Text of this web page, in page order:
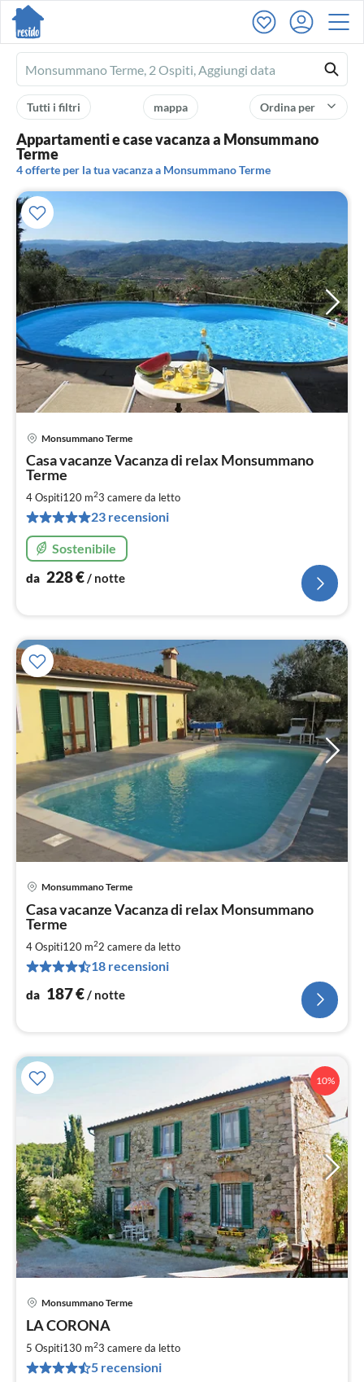
Ferienhausmiete
logo
Ordina per
mappa
Tutti i filtri
Appartamenti e case vacanza a Monsummano
Terme
4 offerte per la tua vacanza a Monsummano Terme
Monsummano Terme
Casa vacanze Vacanza di relax Monsummano
Terme
4 Ospiti120 m23 camere da letto
23 recensioni
Sostenibile
da 228€/ notte
Monsummano Terme
Casa vacanze Vacanza di relax Monsummano
Terme
4 Ospiti120 m22 camere da letto
18 recensioni
da 187€/ notte
10%
Monsummano Terme
LA CORONA
5 Ospiti130 m23 camere da letto
5 recensioni